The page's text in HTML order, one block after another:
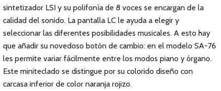
sintetizador LSI y su polifonía de 8 voces se encargan de la
calidad del sonido. La pantalla LC le ayuda a elegir y
seleccionar las diferentes posibilidades musicales. A esto hay
que añadir su novedoso botón de cambio: en el modelo SA-76
les permite variar fácilmente entre los modos piano y órgano.
Este miniteclado se distingue por su colorido diseño con
carcasa inferior de color naranja rojizo.